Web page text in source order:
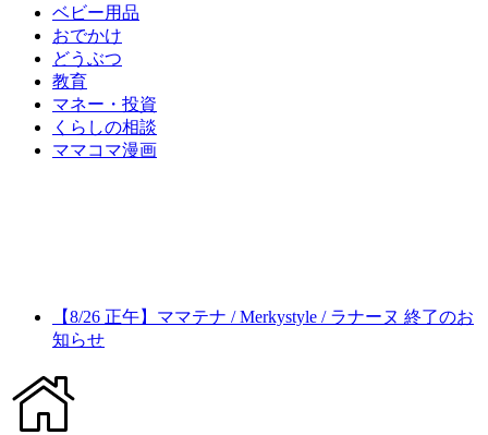
ベビー用品
おでかけ
どうぶつ
教育
マネー・投資
くらしの相談
ママコマ漫画
【8/26 正午】ママテナ / Merkystyle / ラナーヌ 終了のお
知らせ